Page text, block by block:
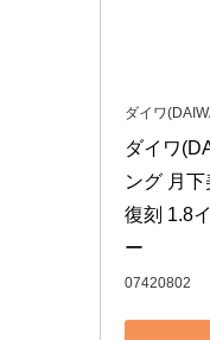
ダイワ
ダイワ
ング 月
復刻 1.8
ー
07420802